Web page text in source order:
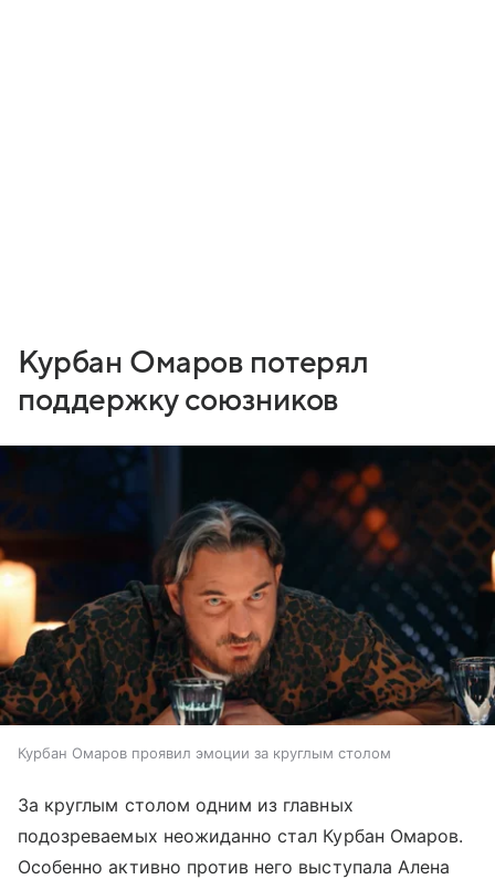
Курбан Омаров потерял
поддержку союзников
Курбан Омаров проявил эмоции за круглым столом
За круглым столом одним из главных
подозреваемых неожиданно стал Курбан Омаров.
Особенно активно против него выступала Алена